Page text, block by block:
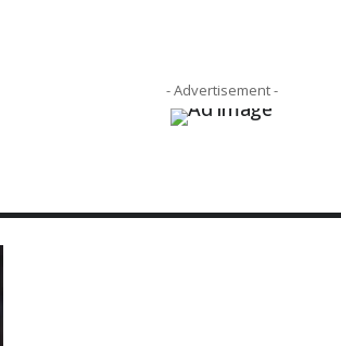
- Advertisement -